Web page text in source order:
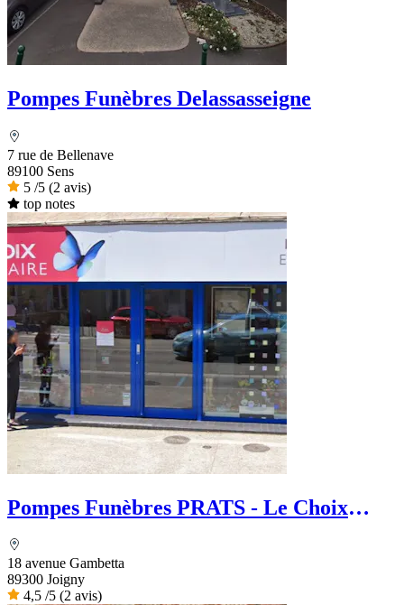
Pompes Funèbres Delassasseigne
7 rue de Bellenave
89100 Sens
5 /5 (2 avis)
top notes
Pompes Funèbres PRATS - Le Choix
18 avenue Gambetta
89300 Joigny
4,5 /5 (2 avis)